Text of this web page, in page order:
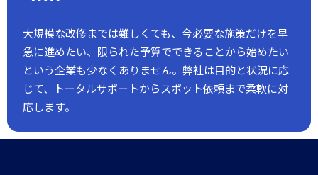
大規模な改修までは難しくても、今必要な施策だけを早
急に進めたい、限られた予算でできることから始めたい
という企業も少なくありません。弊社は目的と状況に応
じて、トータルサポートからスポット依頼まで柔軟に対
応します。